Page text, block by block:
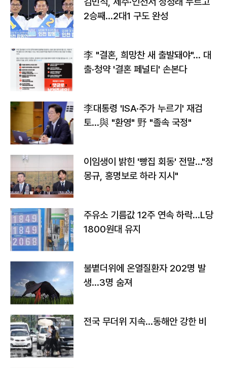
2승째…2대1 구도 완성
李 "결혼, 희망찬 새 출발돼야"… 대
출·청약 '결혼 페널티' 손본다
李대통령 'ISA·주가 누르기' 재검
토…與 "환영" 野 "졸속 국정"
이임생이 밝힌 '빵집 회동' 전말…"정
몽규, 홍명보로 하라 지시"
주유소 기름값 12주 연속 하락…L당
1800원대 유지
불볕더위에 온열질환자 202명 발
생…3명 숨져
전국 무더위 지속…동해안 강한 비